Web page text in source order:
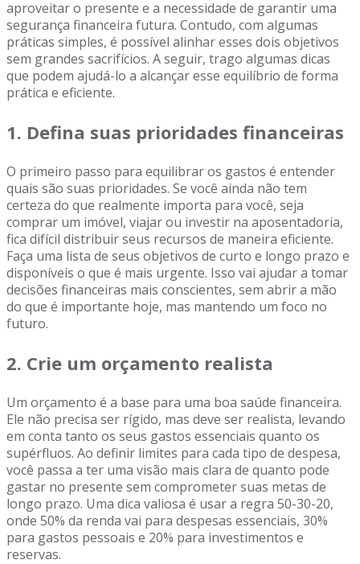
aproveitar o presente e a necessidade de garantir uma
segurança financeira futura. Contudo, com algumas
práticas simples, é possível alinhar esses dois objetivos
sem grandes sacrifícios. A seguir, trago algumas dicas
que podem ajudá-lo a alcançar esse equilíbrio de forma
prática e eficiente.
1. Defina suas prioridades financeiras
O primeiro passo para equilibrar os gastos é entender
quais são suas prioridades. Se você ainda não tem
certeza do que realmente importa para você, seja
comprar um imóvel, viajar ou investir na aposentadoria,
fica difícil distribuir seus recursos de maneira eficiente.
Faça uma lista de seus objetivos de curto e longo prazo e
disponíveis o que é mais urgente. Isso vai ajudar a tomar
decisões financeiras mais conscientes, sem abrir a mão
do que é importante hoje, mas mantendo um foco no
futuro.
2. Crie um orçamento realista
Um orçamento é a base para uma boa saúde financeira.
Ele não precisa ser rígido, mas deve ser realista, levando
em conta tanto os seus gastos essenciais quanto os
supérfluos. Ao definir limites para cada tipo de despesa,
você passa a ter uma visão mais clara de quanto pode
gastar no presente sem comprometer suas metas de
longo prazo. Uma dica valiosa é usar a regra 50-30-20,
onde 50% da renda vai para despesas essenciais, 30%
para gastos pessoais e 20% para investimentos e
reservas.